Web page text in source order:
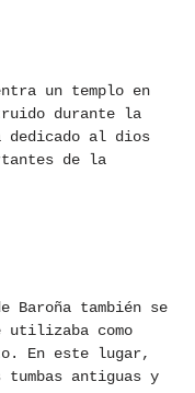
un templo en
durante la
dedicado al dios
de la
Baroña también se
utilizaba como
En este lugar,
antiguas y